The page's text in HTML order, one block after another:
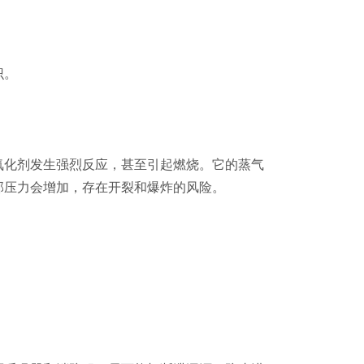
剂发生强烈反应，甚至引起燃烧。它的蒸气
力会增加，存在开裂和爆炸的风险。